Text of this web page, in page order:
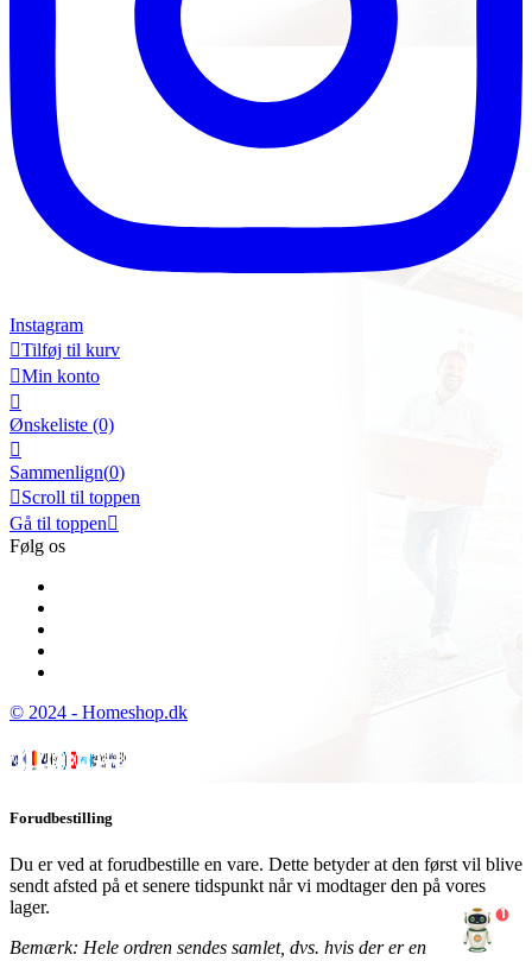
Instagram
Tilføj til kurv
Min konto

Ønskeliste (0)

Sammenlign(0)
Scroll til toppen
Gå til toppen
Følg os
© 2024 - Homeshop.dk
Forudbestilling
Du er ved at forudbestille en vare. Dette betyder at den først vil blive
sendt afsted på et senere tidspunkt når vi modtager den på vores
lager.
Bemærk: Hele ordren sendes samlet, dvs. hvis der er en
1